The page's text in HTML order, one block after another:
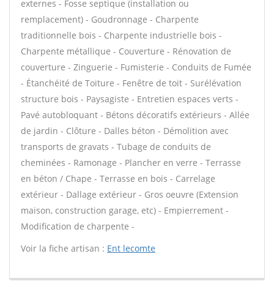
externes - Fosse septique (installation ou
remplacement) - Goudronnage - Charpente
traditionnelle bois - Charpente industrielle bois -
Charpente métallique - Couverture - Rénovation de
couverture - Zinguerie - Fumisterie - Conduits de Fumée
- Étanchéité de Toiture - Fenêtre de toit - Surélévation
structure bois - Paysagiste - Entretien espaces verts -
Pavé autobloquant - Bétons décoratifs extérieurs - Allée
de jardin - Clôture - Dalles béton - Démolition avec
transports de gravats - Tubage de conduits de
cheminées - Ramonage - Plancher en verre - Terrasse
en béton / Chape - Terrasse en bois - Carrelage
extérieur - Dallage extérieur - Gros oeuvre (Extension
maison, construction garage, etc) - Empierrement -
Modification de charpente -
Voir la fiche artisan : Ent lecomte